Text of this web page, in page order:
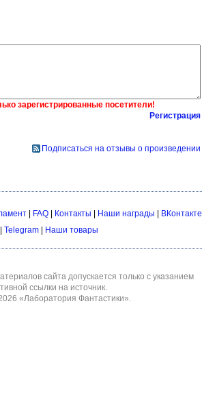
зарегистрированные посетители!
Регистрация
Подписаться на отзывы о произведении
| FAQ| Контакты Наши награды
ВКонтакте
Telegram Наши товары
сайта допускается только с указанием
ссылки на источник.
«Лаборатория Фантастики».